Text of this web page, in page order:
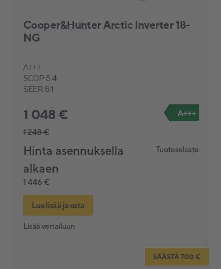
Cooper&Hunter Arctic Inverter 18-
NG
A+++
SCOP 5.4
SEER 6.1
1 048 €
1 248 €
Hinta asennuksella
alkaen
1 446 €
A+++
Tuoteseloste
Lue lisää ja osta
Lisää vertailuun
SÄÄSTÄ 700 €